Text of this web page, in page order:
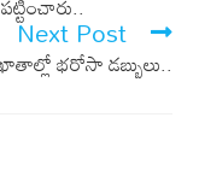
Next Post
భరోసా డబ్బులు..